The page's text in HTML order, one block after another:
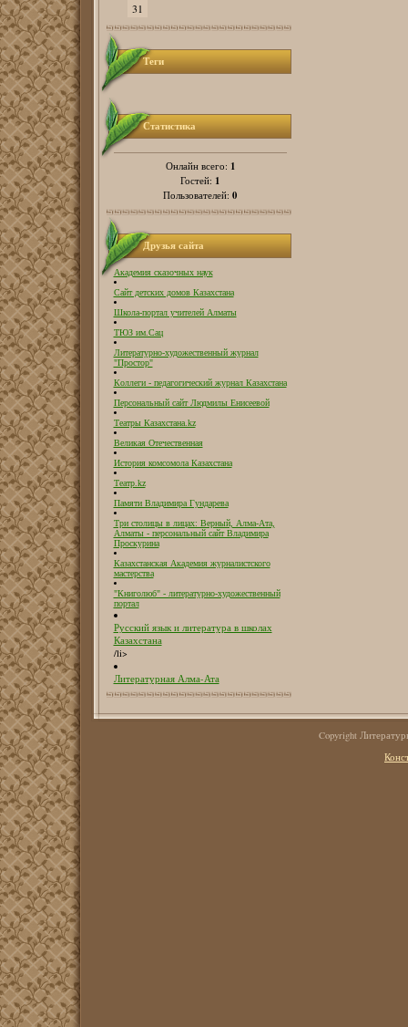
31
Теги
Статистика
Онлайн всего: 1
Гостей: 1
Пользователей: 0
Друзья сайта
Академия сказочных наук
Сайт детских домов Казахстана
Школа-портал учителей Алматы
ТЮЗ им.Сац
Литературно-художественный журнал
"Простор"
Коллеги - педагогический журнал Казахстана
Персональный сайт Людмилы Енисеевой
Театры Казахстана.kz
Великая Отечественная
История комсомола Казахстана
Театр.kz
Памяти Владимира Гундарева
Три столицы в лицах: Верный, Алма-Ата,
Алматы - персональный сайт Владимира
Проскурина
Казахстанская Академия журналистского
мастерства
"Книголюб" - литературно-художественный
портал
Русский язык и литература в школах
Казахстана
/li>
Литературная Алма-Ата
Copyright